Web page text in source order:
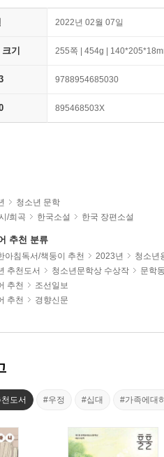
2022년 02월 07일
기 255쪽 | 454g |
9788954685030
895468503X
청소년 문학
/희곡 한국소설 한국 장편소설
추천 분류
아침독서/책둥이 추천 2023년
청소년
추천도서 청소년문학상 수상작
문학
추천
조선일보
추천 경향신문
도서 #우정 #십대 #가족에대